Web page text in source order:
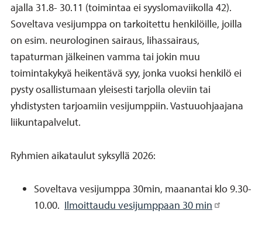
ajalla 31.8- 30.11 (toimintaa ei syyslomaviikolla 42).
Soveltava vesijumppa on tarkoitettu henkilöille, joilla
on esim. neurologinen sairaus, lihassairaus,
tapaturman jälkeinen vamma tai jokin muu
toimintakykyä heikentävä syy, jonka vuoksi henkilö ei
pysty osallistumaan yleisesti tarjolla oleviin tai
yhdistysten tarjoamiin vesijumppiin. Vastuuohjaajana
liikuntapalvelut.
Ryhmien aikataulut syksyllä 2026:
Soveltava vesijumppa 30min, maanantai klo 9.30-
10.00. Ilmoittaudu vesijumppaan 30 min